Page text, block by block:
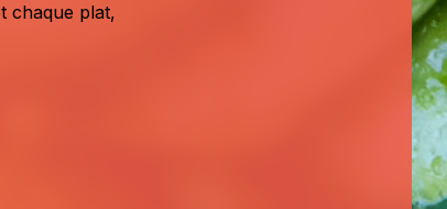
chaque plat,